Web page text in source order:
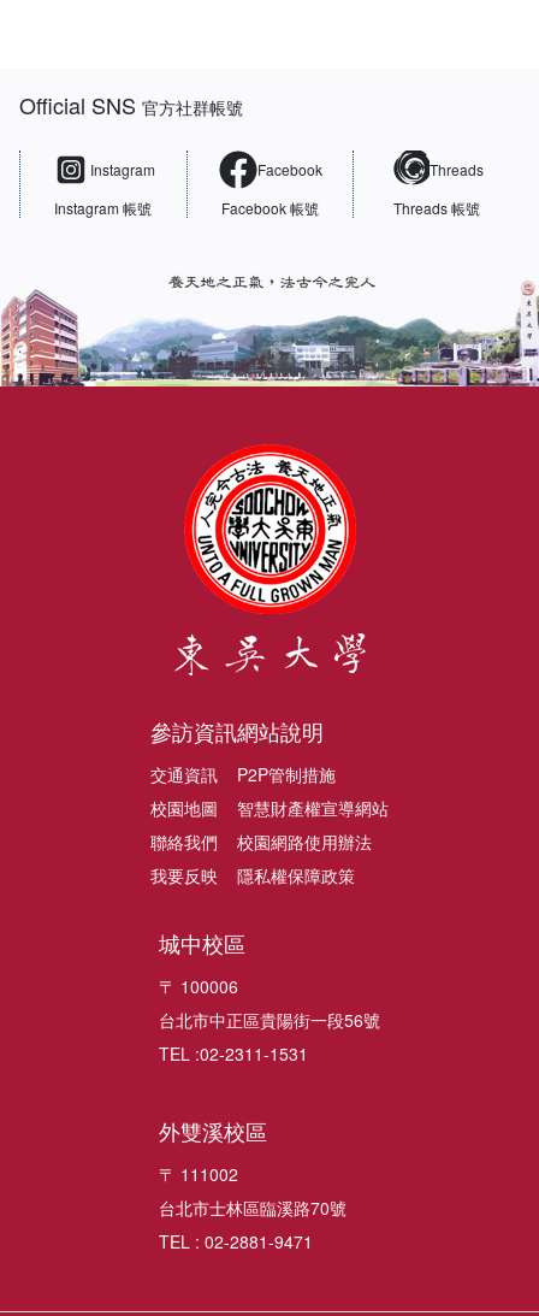
Official SNS官方社群帳號
Instagram
Instagram 帳號
Facebook
Facebook 帳號
Threads
Threads 帳號
參訪資訊
交通資訊
校園地圖
聯絡我們
我要反映
網站說明
P2P管制措施
智慧財產權宣導網站
校園網路使用辦法
隱私權保障政策
城中校區
〒 100006
台北市中正區貴陽街一段56號
TEL :02-2311-1531
外雙溪校區
〒 111002
台北市士林區臨溪路70號
TEL : 02-2881-9471